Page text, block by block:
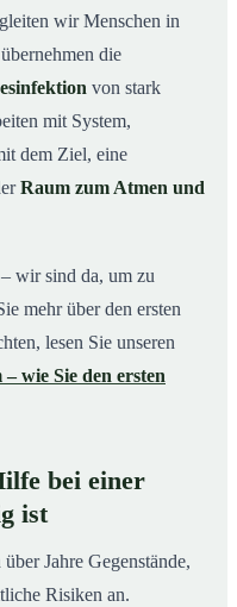
wir Menschen in
die
von stark
mit System,
dem Ziel, eine
Raum zum Atmen und
wir sind da, um zu
mehr über den ersten
lesen Sie unseren
wie Sie den ersten
bei einer
ist
Jahre Gegenstände,
Risiken an.